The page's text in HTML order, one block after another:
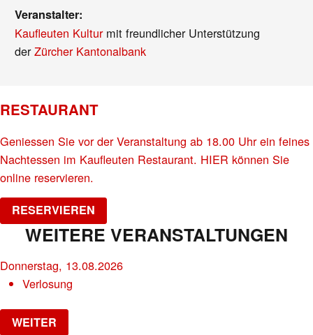
Veranstalter:
Kaufleuten Kulturmit freundlicher Unterstützung
derZürcher Kantonalbank
RESTAURANT
Geniessen Sie vor der Veranstaltung ab 18.00 Uhr ein feines
Nachtessen im Kaufleuten Restaurant. HIER können Sie
online reservieren.
RESERVIEREN
WEITERE VERANSTALTUNGEN
Donnerstag, 13.08.2026
Verlosung
WEITER